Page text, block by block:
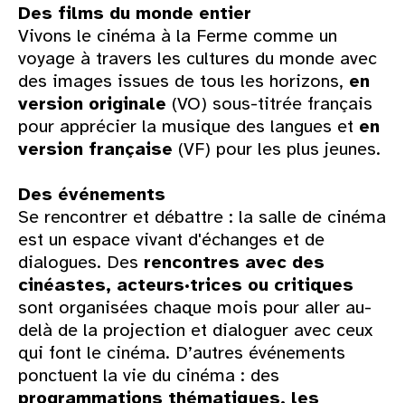
Des films du monde entier
Vivons le cinéma à la Ferme comme un
voyage à travers les cultures du monde avec
des images issues de tous les horizons, en
version originale (VO) sous-titrée français
pour apprécier la musique des langues et en
version française (VF) pour les plus jeunes.
Des événements
Se rencontrer et débattre : la salle de cinéma
est un espace vivant d'échanges et de
dialogues. Des rencontres avec des
cinéastes, acteurs·trices ou critiques
sont organisées chaque mois pour aller au-
delà de la projection et dialoguer avec ceux
qui font le cinéma. D’autres événements
ponctuent la vie du cinéma : des
programmations thématiques, les